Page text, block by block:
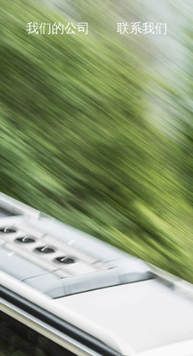
我们的公司 联系我们